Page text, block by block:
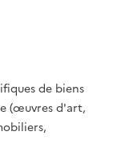
de biens
(œuvres d'art,